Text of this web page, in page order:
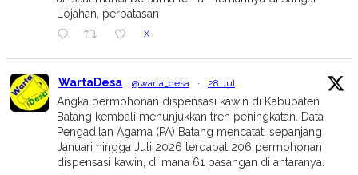
Lojahan, perbatasan
X
WartaDesa @warta_desa · 28 Jul
Angka permohonan dispensasi kawin di Kabupaten
Batang kembali menunjukkan tren peningkatan. Data
Pengadilan Agama (PA) Batang mencatat, sepanjang
Januari hingga Juli 2026 terdapat 206 permohonan
dispensasi kawin, di mana 61 pasangan di antaranya.